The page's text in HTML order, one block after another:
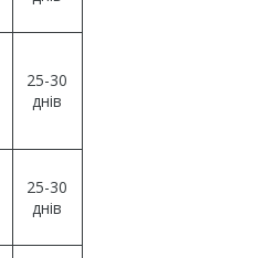
25-30
днів
25-30
днів